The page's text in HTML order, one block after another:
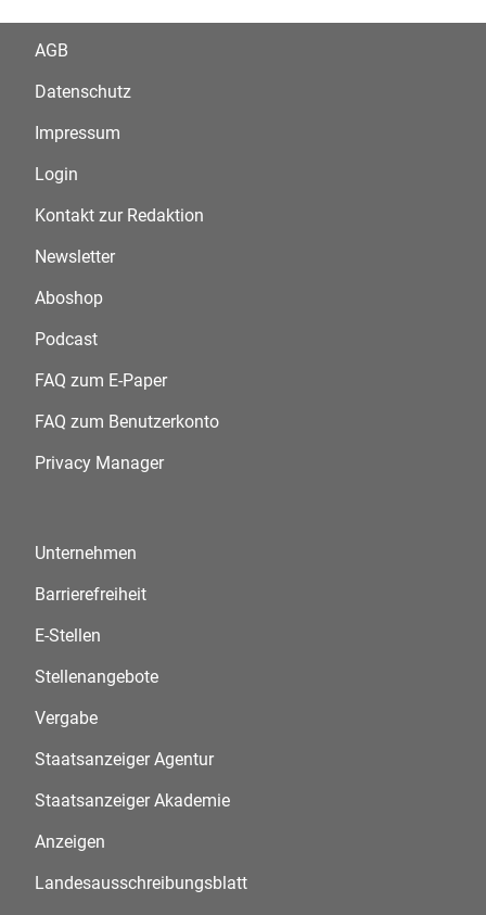
AGB
Datenschutz
Impressum
Login
Kontakt zur Redaktion
Newsletter
Aboshop
Podcast
FAQ zum E-Paper
FAQ zum Benutzerkonto
Privacy Manager
Unternehmen
Barrierefreiheit
E-Stellen
Stellenangebote
Vergabe
Staatsanzeiger Agentur
Staatsanzeiger Akademie
Anzeigen
Landesausschreibungsblatt